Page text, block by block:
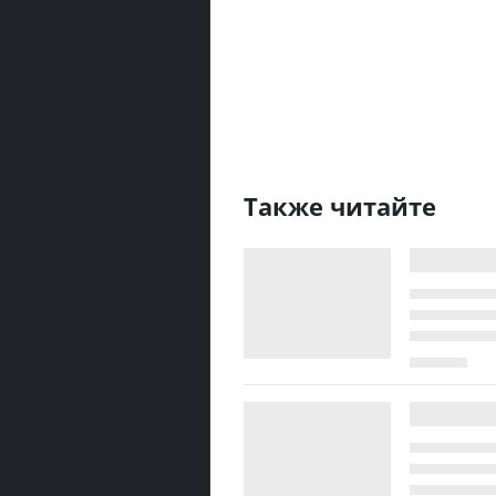
Также читайте